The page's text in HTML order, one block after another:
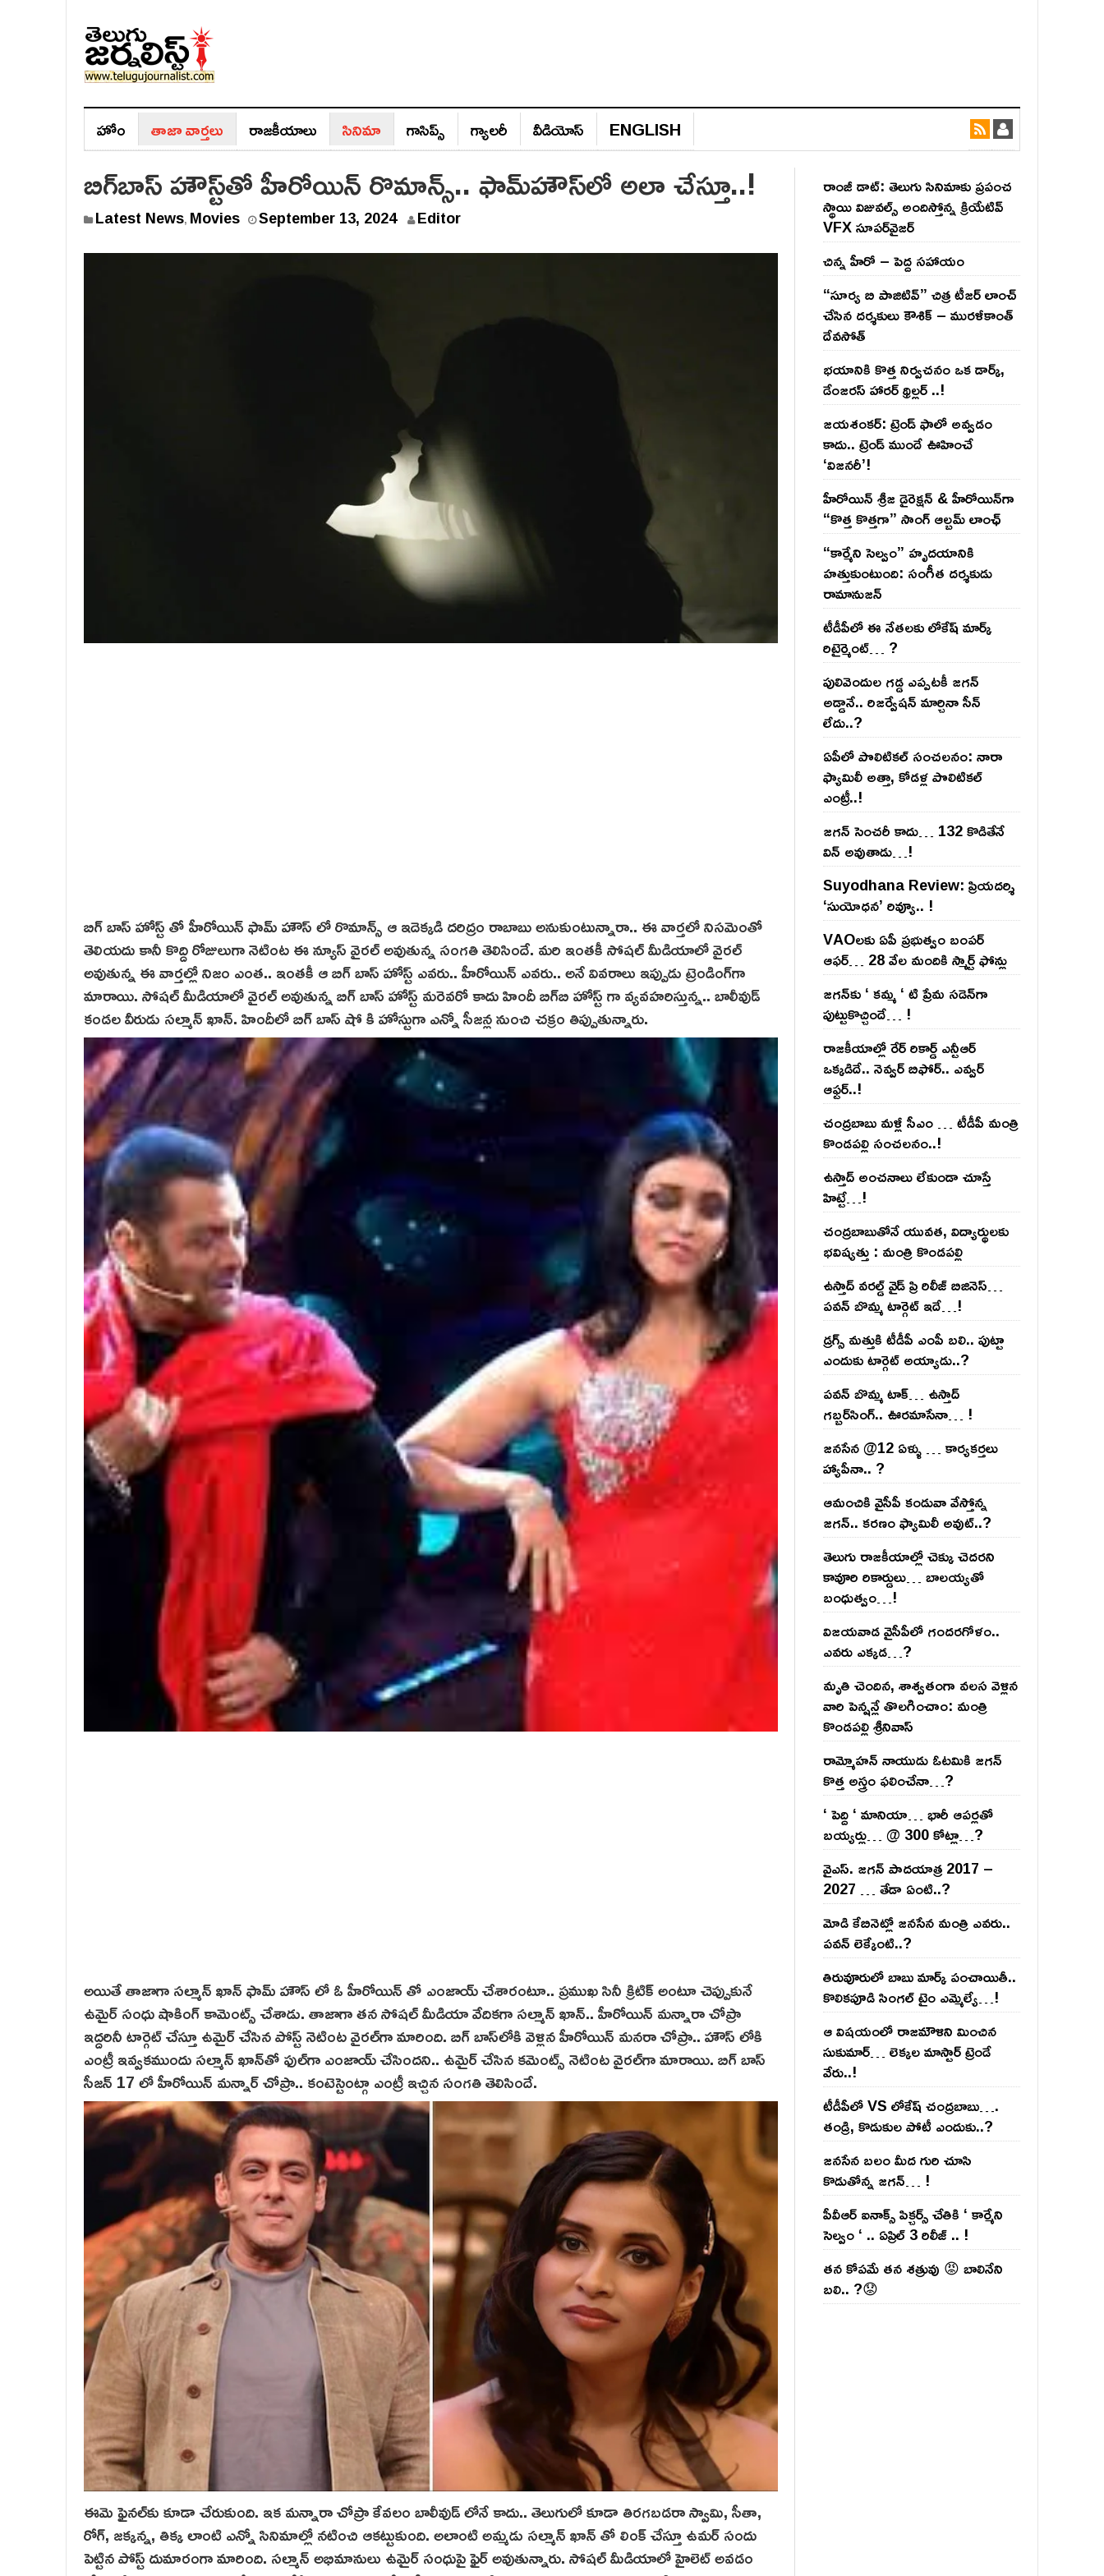
హోం తాజా వార్తలు రాజ‌కీయాలు సినిమా గాసిప్స్‌ గ్యాల‌రీ వీడియోస్‌ ENGLISH
బిగ్‌బాస్ హౌస్ట్‌తో హీరోయిన్ రొమాన్స్.. ఫామ్‌హౌస్‌లో అలా చేస్తూ..!
Latest News, Movies September 13, 2024 Editor
బిగ్ బాస్ హోస్ట్ తో హీరోయిన్ ఫామ్ హౌస్ లో రొమాన్స్ ఆ ఇదెక్క‌డి ద‌రిద్రం రాబాబు అనుకుంటున్నారా.. ఈ వార్తలో నిస‌మెంతో
తెలియ‌దు కానీ కొద్ది రోజులుగా నెటింట ఈ న్యూస్ వైరల్ అవుతున్న సంగతి తెలిసిందే. మరి ఇంతకీ సోషల్ మీడియాలో వైరల్
అవుతున్న ఈ వార్తల్లో నిజం ఎంత.. ఇంతకీ ఆ బిగ్ బాస్ హోస్ట్ ఎవరు.. హీరోయిన్ ఎవరు.. అనే వివ‌రాలు ఇప్పుడు ట్రెండింగ్‌గా
మారాయి. సోషల్ మీడియాలో వైరల్ అవుతున్న బిగ్ బాస్ హోస్ట్‌ మరెవరో కాదు హిందీ బిగ్‌బి హోస్ట్ గా వ్యవహరిస్తున్న.. బాలీవుడ్
కండల వీరుడు సల్మాన్ ఖాన్. హిందీలో బిగ్ బాస్ షో కి హోస్టుగా ఎన్నో సీజన్ల నుంచి చక్రం తిప్పుతున్నారు.
అయితే తాజాగా సల్మాన్ ఖాన్ ఫామ్ హౌస్ లో ఓ హీరోయిన్ తో ఎంజాయ్ చేశారంటూ.. ప్రముఖ సినీ క్రిటిక్ అంటూ చెప్పుకునే
ఉమైర్ సంధు షాకింగ్ కామెంట్స్ చేశాడు. తాజాగా తన సోషల్ మీడియా వేదికగా సల్మాన్ ఖాన్.. హీరోయిన్ మన్నారా చోప్రా
ఇద్దరినీ టార్గెట్ చేస్తూ ఉమైర్‌ చేసిన పోస్ట్ నెటింట‌ వైరల్‌గా మారింది. బిగ్ బాస్‌లోకి వెళ్లిన హీరోయిన్ మనరా చోప్రా.. హౌస్ లోకి
ఎంట్రీ ఇవ్వకముందు సల్మాన్ ఖాన్‌తో ఫుల్‌గా ఎంజాయ్ చేసిందని.. ఉమైర్‌ చేసిన క‌మెంట్స్ నెటింట‌ వైరల్‌గా మారాయి. బిగ్ బాస్
సీజన్ 17 లో హీరోయిన్ మ‌న్నార్ చోప్రా.. కంటెస్టెంట్గా ఎంట్రీ ఇచ్చిన సంగతి తెలిసిందే.
ఈమె ఫైనల్‌కు కూడా చేరుకుంది. ఇక మన్నారా చోప్రా కేవలం బాలీవుడ్ లోనే కాదు.. తెలుగులో కూడా తిరగబడరా స్వామి, సీతా,
రోగ్‌, జక్కన్న, తిక్క లాంటి ఎన్నో సినిమాల్లో నటించి ఆకట్టుకుంది. అలాంటి అమ్మడు సల్మాన్ ఖాన్ తో లింక్ చేస్తూ ఉమర్ సందు
పెట్టిన పోస్ట్ దుమారంగా మారింది. సల్మాన్ అభిమానులు ఉమైర్ సంధుపై ఫైర్ అవుతున్నారు. సోషల్ మీడియాలో హైలెట్ అవడం
రాంజీ డాట్: తెలుగు సినిమాకు ప్రపంచ
స్థాయి విజువల్స్ అందిస్తోన్న క్రియేటివ్
VFX సూపర్‌వైజర్
చిన్న హీరో – పెద్ద సహాయం
“సూర్య బి పాజిటివ్” చిత్ర టీజర్ లాంచ్
చేసిన‌ దర్శకులు కౌశిక్ – మురళీకాంత్
దేవసోత్
భయానికి కొత్త నిర్వచనం ఒక డార్క్,
డేంజరస్ హారర్ థ్రిల్లర్ ..!
జయశంకర్: ట్రెండ్‌ ఫాలో అవ్వడం
కాదు.. ట్రెండ్‌ ముందే ఊహించే
‘విజనరీ’!
హీరోయిన్ శ్రీజ డైరెక్ష‌న్ & హీరోయిన్‌గా
“కొత్త కొత్తగా” సాంగ్ ఆల్బమ్ లాంఛ్
“కార్మేని సెల్వం” హృదయానికి
హత్తుకుంటుంది: సంగీత దర్శకుడు
రామానుజన్
టీడీపీలో ఈ నేత‌ల‌కు లోకేష్ మార్క్
రిటైర్మెంట్‌… ?
పులివెందుల గ‌డ్డ ఎప్ప‌ట‌కీ జ‌గ‌న్
అడ్డానే.. రిజ‌ర్వేష‌న్ మార్చినా సీన్
లేదు..?
ఏపీలో పొలిటిక‌ల్ సంచ‌ల‌నం: నారా
ఫ్యామిలీ అత్తా, కోడ‌ళ్ల పొలిటికల్
ఎంట్రీ..!
జ‌గ‌న్ సెంచ‌రీ కాదు… 132 కొడితేనే
విన్ అవుతాడు…!
Suyodhana Review: ప్రియదర్శి
‘సుయోధన’ రివ్యూ.. !
VAOల‌కు ఏపీ ప్ర‌భుత్వం బంప‌ర్
ఆఫ‌ర్‌… 28 వేల మందికి స్మార్ట్ ఫోన్లు
జ‌గ‌న్‌కు ‘ క‌మ్మ ‘ టి ప్రేమ స‌డెన్‌గా
పుట్టుకొచ్చిందే… !
రాజ‌కీయాల్లో రేర్ రికార్డ్ ఎన్టీఆర్
ఒక్క‌డిదే.. నెవ్వ‌ర్ బిఫోర్‌.. ఎవ్వ‌ర్
ఆఫ్ట‌ర్‌..!
చంద్ర‌బాబు మ‌ళ్లీ సీఎం … టీడీపీ మంత్రి
కొండ‌ప‌ల్లి సంచ‌ల‌నం..!
ఉస్తాద్ అంచ‌నాలు లేకుండా చూస్తే
హిట్టే…!
చంద్ర‌బాబుతోనే యువ‌త‌, విద్యార్థుల‌కు
భ‌విష్య‌త్తు : మంత్రి కొండ‌ప‌ల్లి
ఉస్తాద్ వ‌ర‌ల్డ్ వైడ్ ప్రి రిలీజ్ బిజినెస్‌…
ప‌వ‌న్ బొమ్మ టార్గెట్ ఇదే…!
డ్రగ్స్ మత్తుకి టీడీపీ ఎంపీ బలి.. పుట్టా
ఎందుకు టార్గెట్ అయ్యాడు..?
ప‌వ‌న్ బొమ్మ టాక్‌… ఉస్తాద్
గ‌బ్బ‌ర్‌సింగ్‌.. ఊర‌మాసేనా… !
జనసేన @12 ఏళ్ళు … కార్యకర్తలు
హ్యాపీనా.. ?
ఆమంచికి వైసీపీ కండువా వేస్తోన్న
జ‌గ‌న్‌.. క‌ర‌ణం ఫ్యామిలీ అవుట్‌..?
తెలుగు రాజ‌కీయాల్లో చెక్కు చెద‌ర‌ని
కావూరి రికార్డులు… బాల‌య్యతో
బంధుత్వం…!
విజ‌య‌వాడ వైసీపీలో గంద‌ర‌గోళం..
ఎవ‌రు ఎక్క‌డ‌…?
మృతి చెందిన, శాశ్వతంగా వలస వెళ్లిన
వారి పెన్ష‌న్లే తొల‌గించాం: మంత్రి
కొండపల్లి శ్రీనివాస్
రామ్మోహ‌న్ నాయుడు ఓట‌మికి జ‌గ‌న్
కొత్త అస్త్రం ఫ‌లించేనా…?
‘ పెద్ది ‘ మానియా… భారీ ఆప‌ర్ల‌తో
బ‌య్య‌ర్లు… @ 300 కోట్లా…?
వైఎస్‌. జ‌గ‌న్ పాద‌యాత్ర 2017 –
2027 … తేడా ఏంటి..?
మోడి కేబినెట్లో జ‌నసేన మంత్రి ఎవ‌రు..
ప‌వ‌న్ లెక్కేంటి..?
తిరువూరులో బాబు మార్క్ పంచాయితీ..
కొలిక‌పూడి సింగ‌ల్ టైం ఎమ్మెల్యే…!
ఆ విష‌యంలో రాజ‌మౌళిని మించిన
సుకుమార్‌… లెక్క‌ల మాస్టార్ ట్రెండే
వేరు..!
టీడీపీలో VS లోకేష్ చంద్ర‌బాబు….
తండ్రి, కొడుకుల పోటీ ఎందుకు..?
జ‌న‌సేన బ‌లం మీద గురి చూసి
కొడుతోన్న జ‌గ‌న్‌… !
పీవీఆర్ ఐనాక్స్ పిక్చర్స్ చేతికి ‘ కార్మేని
సెల్వం ‘ .. ఏప్రిల్ 3 రిలీజ్ .. !
తన కోపమే తన శత్రువు 😡 బాలినేని
బలి.. ?😟